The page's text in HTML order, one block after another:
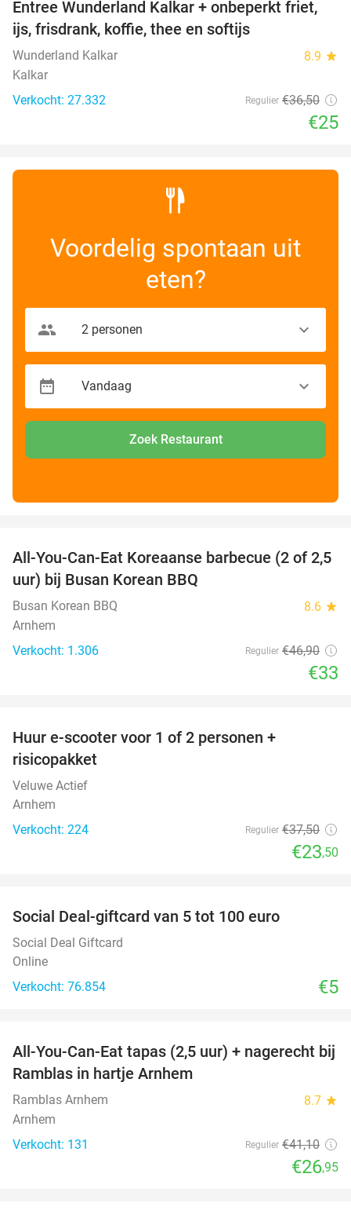
32%
Entree Wunderland Kalkar + onbeperkt friet,
ijs, frisdrank, koffie, thee en softijs
Wunderland Kalkar 8.9 star
Kalkar
Verkocht: 27.332
Regulier €36,50
€25
Voordelig spontaan uit
eten?
Zoek Restaurant
30%
All-You-Can-Eat Koreaanse barbecue (2 of 2,5
uur) bij Busan Korean BBQ
Busan Korean BBQ 8.6 star
Arnhem
Verkocht: 1.306
Regulier €46,90
€33
Huur e-scooter voor 1 of 2 personen +
risicopakket
Veluwe Actief
Arnhem
Verkocht: 224
Regulier €37,50
€23,50
Social Deal-giftcard van 5 tot 100 euro
Social Deal Giftcard
Online
Verkocht: 76.854
€5
34%
All-You-Can-Eat tapas (2,5 uur) + nagerecht bij
Ramblas in hartje Arnhem
Ramblas Arnhem 8.7 star
Arnhem
Verkocht: 131
Regulier €41,10
€26,95